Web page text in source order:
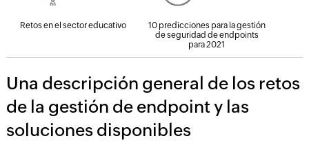
Retos en el sector educativo
10 predicciones para la gestión
de seguridad de endpoints
para 2021
Una descripción general de los retos
de la gestión de endpoint y las
soluciones disponibles